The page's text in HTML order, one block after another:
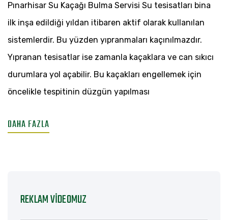
Pınarhisar Su Kaçağı Bulma Servisi Su tesisatları bina
ilk inşa edildiği yıldan itibaren aktif olarak kullanılan
sistemlerdir. Bu yüzden yıpranmaları kaçınılmazdır.
Yıpranan tesisatlar ise zamanla kaçaklara ve can sıkıcı
durumlara yol açabilir. Bu kaçakları engellemek için
öncelikle tespitinin düzgün yapılması
DAHA FAZLA
REKLAM VIDEOMUZ